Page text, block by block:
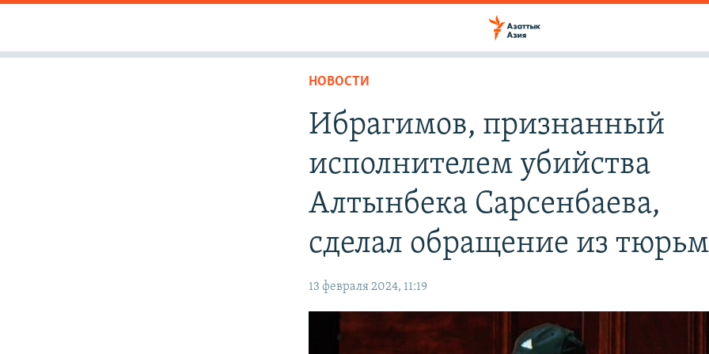
НОВОСТИ
Ибрагимов, признанный
исполнителем убийства
Алтынбека Сарсенбаева,
сделал обращение из
13 февраля 2024, 11:19